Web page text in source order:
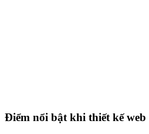
Điểm nổi bật khi thiết kế web